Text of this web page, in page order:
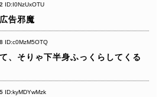
ID:I0NzUxOTU
告邪魔
ID:c0MzM5OTQ
、そりゃ下半身ふっくらしてくる
ID:kyMDYwMzk